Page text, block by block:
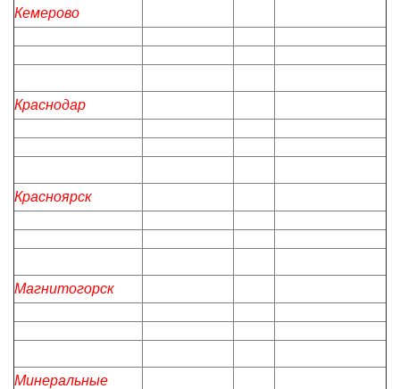
Кемерово
Краснодар
Красноярск
Магнитогорск
Минеральные